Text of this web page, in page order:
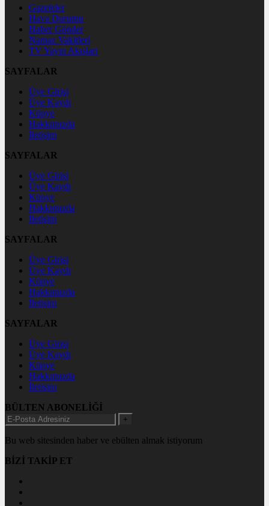
Gazeteler
Hava Durumu
Haber Gönder
Namaz Vakitleri
TV Yayın Akışları
SAYFALAR
Üye Girişi
Üye Kaydı
Künye
Hakkımızda
İletişim
SAYFALAR
Üye Girişi
Üye Kaydı
Künye
Hakkımızda
İletişim
SAYFALAR
Üye Girişi
Üye Kaydı
Künye
Hakkımızda
İletişim
SAYFALAR
Üye Girişi
Üye Kaydı
Künye
Hakkımızda
İletişim
BÜLTEN ABONELİĞİ
+
Bu web sitesinden haber ve ebülten almak istiyorum
BİZİ TAKİP ET